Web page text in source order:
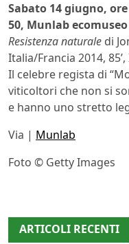
Sabato 14 giugno,
50, Munlab
Resistenza naturale di
Italia/Francia 2014, 85’,
Il celebre regista di
viticoltori che non si
e hanno uno stretto
Via | Munlab
Foto © Getty Images
ARTICOLI RECENTI